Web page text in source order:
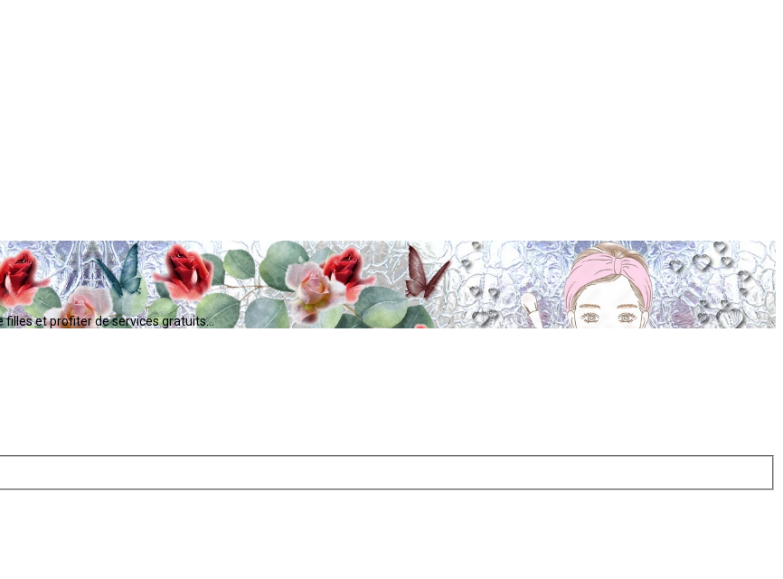
filles et profiter de services gratuits...